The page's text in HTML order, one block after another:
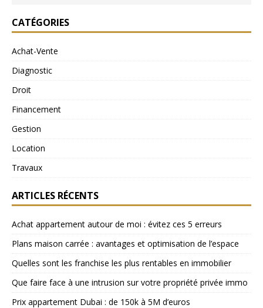
CATÉGORIES
Achat-Vente
Diagnostic
Droit
Financement
Gestion
Location
Travaux
ARTICLES RÉCENTS
Achat appartement autour de moi : évitez ces 5 erreurs
Plans maison carrée : avantages et optimisation de l’espace
Quelles sont les franchise les plus rentables en immobilier
Que faire face à une intrusion sur votre propriété privée immo
Prix appartement Dubai : de 150k à 5M d’euros